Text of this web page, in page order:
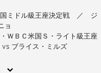
国ミドル級王座決定戦 ／ ジ
ョ
ＷＢＣ米国Ｓ・ライト級王座
ブライス・ミルズ